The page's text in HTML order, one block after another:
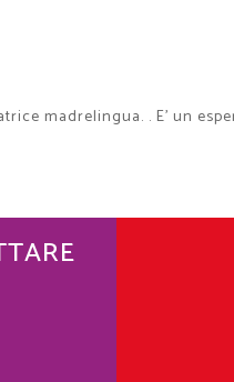
madrelingua. . E' un